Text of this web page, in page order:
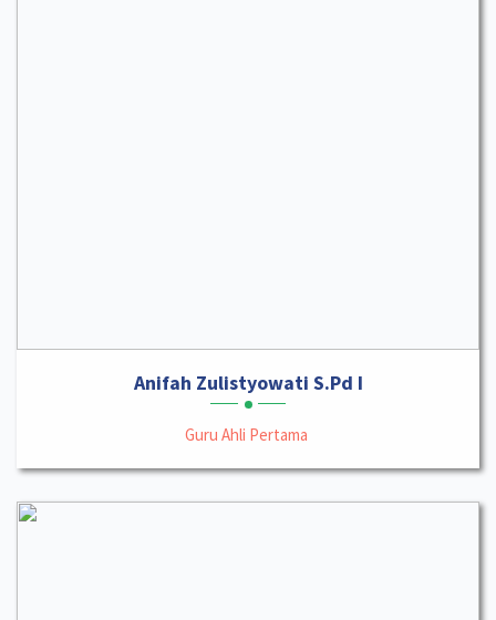
Anifah Zulistyowati S.Pd I
Guru Ahli Pertama